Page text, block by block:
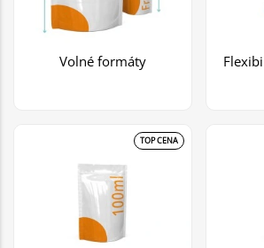
Volné formáty
TOP CENA